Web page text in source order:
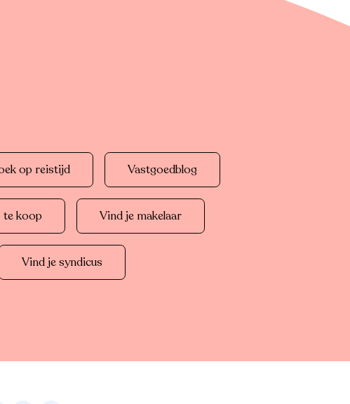
op reistijd Vastgoedblog
te koop Vind je makelaar
Vind je syndicus